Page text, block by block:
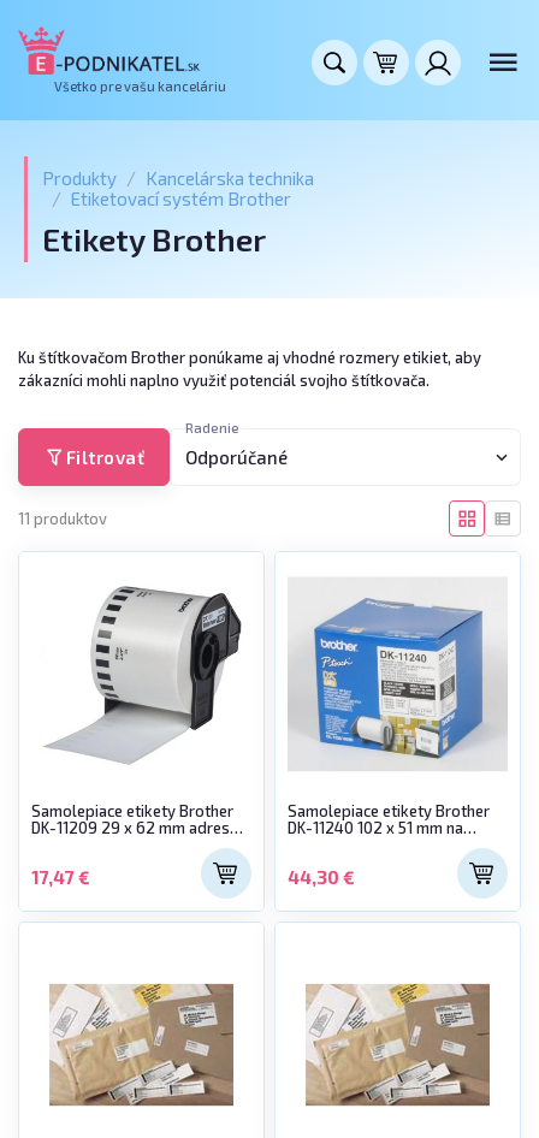
Všetko pre vašu kanceláriu
Produkty
Kancelárska technika
Etiketovací systém Brother
Etikety Brother
Ku štítkovačom Brother ponúkame aj vhodné rozmery etikiet, aby
zákazníci mohli naplno využiť potenciál svojho štítkovača.
Filtrovať Odporúčané
Radenie
11 produktov
Samolepiace etikety Brother
DK-11209 29 x 62 mm adresné
17,47 €
Samolepiace etikety Brother
DK-11240 102 x 51 mm na
44,30 €